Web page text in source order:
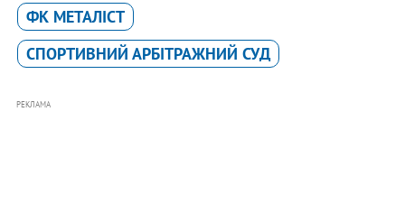
ФК МЕТАЛІСТ
СПОРТИВНИЙ АРБІТРАЖНИЙ СУД
РЕКЛАМА